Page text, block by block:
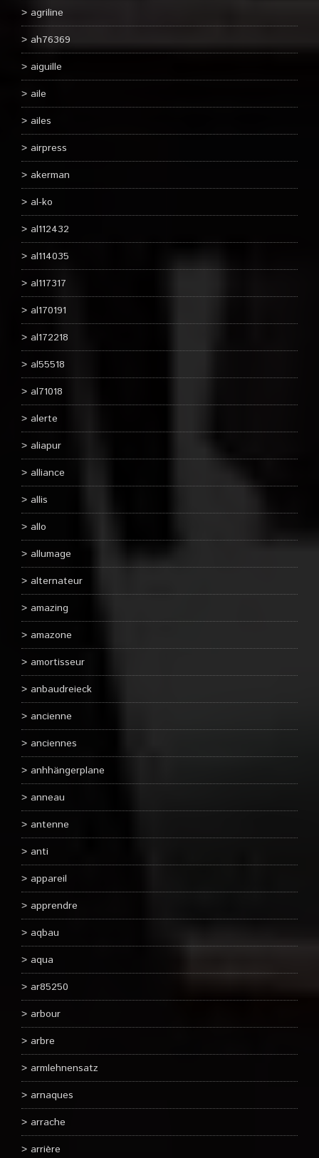
agriline
ah76369
aiguille
aile
ailes
airpress
akerman
al-ko
al112432
al114035
al117317
al170191
al172218
al55518
al71018
alerte
aliapur
alliance
allis
allo
allumage
alternateur
amazing
amazone
amortisseur
anbaudreieck
ancienne
anciennes
anhhängerplane
anneau
antenne
anti
appareil
apprendre
aqbau
aqua
ar85250
arbour
arbre
armlehnensatz
arnaques
arrache
arrière